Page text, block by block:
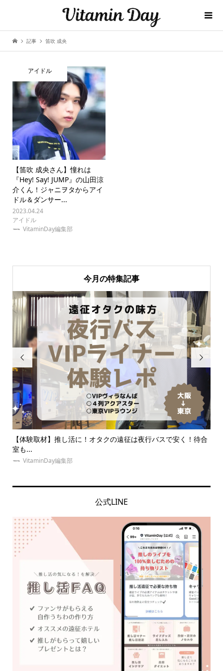
記事 笛吹 成央
アイドル
【笛吹 成央さん】憧れは
『Hey! Say! JUMP』の山田涼
介くん！ジャニヲタからアイ
ドル＆ダンサー...
2023.04.24
アイドル
VitaminDay編集部
今月の特集記事

【体験取材】推し活に！オタクの遠征は夜行バスで安く！待合
室も...
VitaminDay編集部

公式LINE